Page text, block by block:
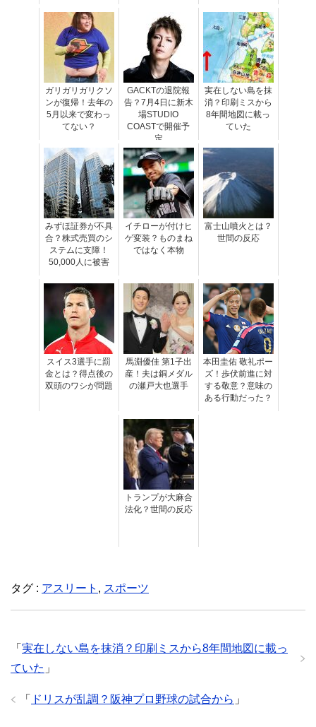
ガリガリガリクソ
ンが復帰！去年の
5月以来で変わっ
てない？
GACKTの退院報
告？7月4日に新木
場STUDIO
COASTで開催予
定
実在しない島を抹
消？印刷ミスから
8年間地図に載っ
ていた
みずほ証券が不具
合？株式売買のシ
ステムに支障！
50,000人に被害
イチローが付けヒ
ゲ変装？ものまね
ではなく本物
富士山噴火とは？
世間の反応
スイス3選手に罰
金とは？得点後の
双頭のワシが問題
馬淵優佳 第1子出
産！夫は銅メダル
の瀬戸大也選手
本田圭佑 敬礼ポー
ズ！歩伏前進に対
する敬意？意味の
ある行動だった？
トランプが大麻合
法化？世間の反応
タグ : アスリート , スポーツ
「 実在しない島を抹消？印刷ミスから8年間地図に載っ
ていた 」
「 ドリスが乱調？阪神プロ野球の試合から 」